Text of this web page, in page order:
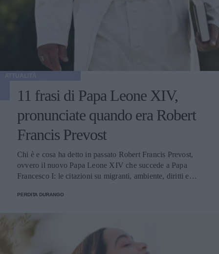
11 frasi di Papa Leone XIV,
pronunciate quando era Robert
Francis Prevost
Chi è e cosa ha detto in passato Robert Francis Prevost,
ovvero il nuovo Papa Leone XIV che succede a Papa
Francesco I: le citazioni su migranti, ambiente, diritti e
PERDITA DURANGO